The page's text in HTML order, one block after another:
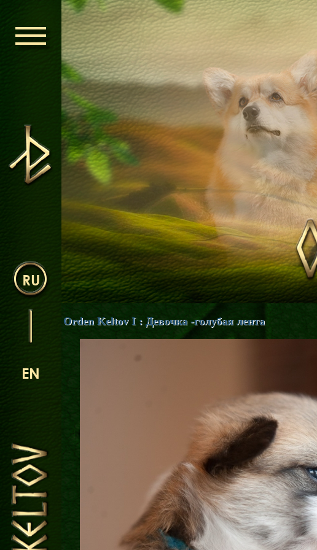
Orden Keltov I : Девочка -голубая лента
RU
EN
ГОЛОВНА
ОРДЕН КЕЛЬТІВ
НОВИНИ
ДИТЯЧА КІМНАТА
КОНТАКТИ